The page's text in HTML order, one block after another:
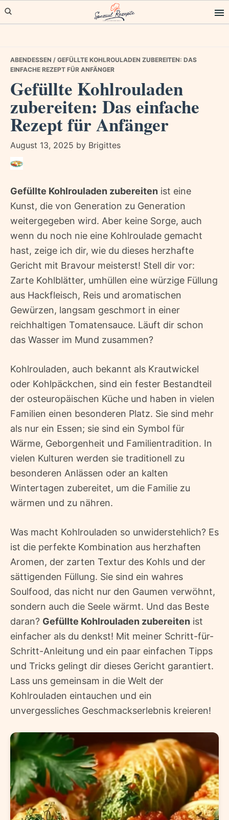
Skip
to
Skip
to
Skip
to
ABENDESSEN / GEFÜLLTE KOHLROULADEN ZUBEREITEN: DAS
EINFACHE REZEPT FÜR ANFÄNGER
Gefüllte Kohlrouladen
zubereiten: Das einfache
Rezept für Anfänger
August 13, 2025 by Brigittes
Gefüllte Kohlrouladen zubereiten ist eine
Kunst, die von Generation zu Generation
weitergegeben wird. Aber keine Sorge, auch
wenn du noch nie eine Kohlroulade gemacht
hast, zeige ich dir, wie du dieses herzhafte
Gericht mit Bravour meisterst! Stell dir vor:
Zarte Kohlblätter, umhüllen eine würzige Füllung
aus Hackfleisch, Reis und aromatischen
Gewürzen, langsam geschmort in einer
reichhaltigen Tomatensauce. Läuft dir schon
das Wasser im Mund zusammen?
Kohlrouladen, auch bekannt als Krautwickel
oder Kohlpäckchen, sind ein fester Bestandteil
der osteuropäischen Küche und haben in vielen
Familien einen besonderen Platz. Sie sind mehr
als nur ein Essen; sie sind ein Symbol für
Wärme, Geborgenheit und Familientradition. In
vielen Kulturen werden sie traditionell zu
besonderen Anlässen oder an kalten
Wintertagen zubereitet, um die Familie zu
wärmen und zu nähren.
Was macht Kohlrouladen so unwiderstehlich? Es
ist die perfekte Kombination aus herzhaften
Aromen, der zarten Textur des Kohls und der
sättigenden Füllung. Sie sind ein wahres
Soulfood, das nicht nur den Gaumen verwöhnt,
sondern auch die Seele wärmt. Und das Beste
daran? Gefüllte Kohlrouladen zubereiten ist
einfacher als du denkst! Mit meiner Schritt-für-
Schritt-Anleitung und ein paar einfachen Tipps
und Tricks gelingt dir dieses Gericht garantiert.
Lass uns gemeinsam in die Welt der
Kohlrouladen eintauchen und ein
unvergessliches Geschmackserlebnis kreieren!